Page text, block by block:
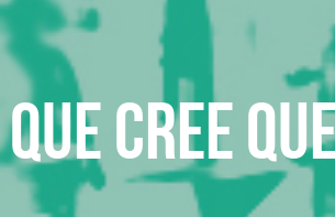
cree